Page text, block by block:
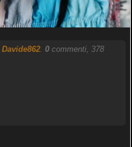
Davide862. 0commenti, 378